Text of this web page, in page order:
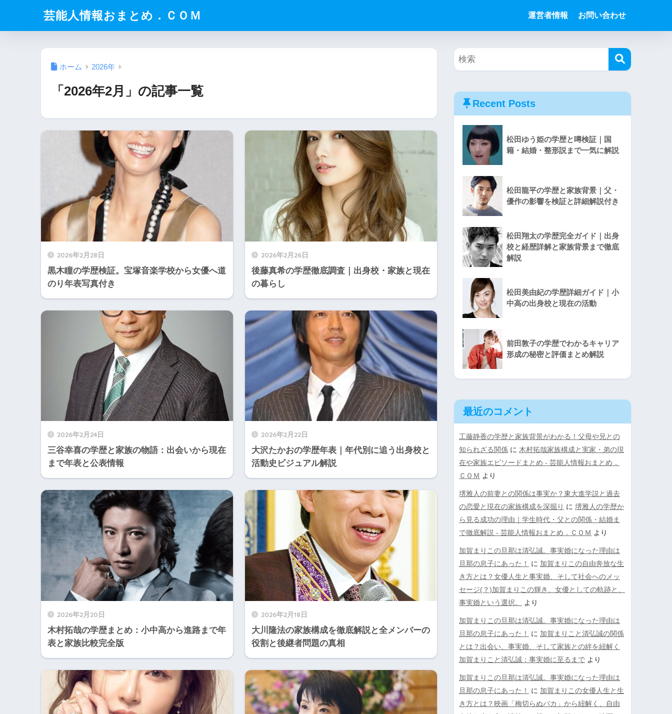
芸能人情報おまとめ．ＣＯＭ 運営者情報 お問い合わせ
ホーム 2026年
「2026年2月」の記事一覧
2026年2月28日
黒木瞳の学歴検証。宝塚音楽学校から女優へ道
のり年表写真付き
2026年2月26日
後藤真希の学歴徹底調査｜出身校・家族と現在
の暮らし
2026年2月24日
三谷幸喜の学歴と家族の物語：出会いから現在
まで年表と公表情報
2026年2月22日
大沢たかおの学歴年表｜年代別に追う出身校と
活動史ビジュアル解説
2026年2月20日
木村拓哉の学歴まとめ：小中高から進路まで年
表と家族比較完全版
2026年2月18日
大川隆法の家族構成を徹底解説と全メンバーの
役割と後継者問題の真相
Recent Posts
松田ゆう姫の学歴と噂検証｜国
籍・結婚・整形説まで一気に解説
松田龍平の学歴と家族背景｜父・
優作の影響を検証と詳細解説付き
松田翔太の学歴完全ガイド｜出身
校と経歴詳解と家族背景まで徹底
解説
松田美由紀の学歴詳細ガイド｜小
中高の出身校と現在の活動
前田敦子の学歴でわかるキャリア
形成の秘密と評価まとめ解説
最近のコメント
工藤静香の学歴と家族背景がわかる！父母や兄との
知られざる関係 に 木村拓哉家族構成と実家・弟の現
在や家族エピソードまとめ - 芸能人情報おまとめ．
ＣＯＭ より
堺雅人の前妻との関係は事実か？東大進学説と過去
の恋愛と現在の家族構成を深掘り に 堺雅人の学歴か
ら見る成功の理由｜学生時代・父との関係・結婚ま
で徹底解説 - 芸能人情報おまとめ．ＣＯＭ より
加賀まりこの旦那は清弘誠。事実婚になった理由は
旦那の息子にあった！
に 加賀まりこの自由奔放な生
き方とは？女優人生と事実婚、そして社会へのメッ
セージ(？)加賀まりこの輝き、女優としての軌跡と、
事実婚という選択。
より
加賀まりこの旦那は清弘誠。事実婚になった理由は
旦那の息子にあった！
に 加賀まりこと清弘誠の関係
とは？出会い、事実婚、そして家族との絆を紐解く
加賀まりこと清弘誠：事実婚に至るまで より
加賀まりこの旦那は清弘誠。事実婚になった理由は
旦那の息子にあった！
に 加賀まりこの女優人生と生
き方とは？映画「梅切らぬバカ」から紐解く、自由